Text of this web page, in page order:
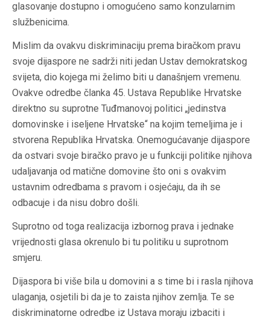
glasovanje dostupno i omogućeno samo konzularnim
službenicima.
Mislim da ovakvu diskriminaciju prema biračkom pravu
svoje dijaspore ne sadrži niti jedan Ustav demokratskog
svijeta, dio kojega mi želimo biti u današnjem vremenu.
Ovakve odredbe članka 45. Ustava Republike Hrvatske
direktno su suprotne Tuđmanovoj politici „jedinstva
domovinske i iseljene Hrvatske“ na kojim temeljima je i
stvorena Republika Hrvatska. Onemogućavanje dijaspore
da ostvari svoje biračko pravo je u funkciji politike njihova
udaljavanja od matične domovine što oni s ovakvim
ustavnim odredbama s pravom i osjećaju, da ih se
odbacuje i da nisu dobro došli.
Suprotno od toga realizacija izbornog prava i jednake
vrijednosti glasa okrenulo bi tu politiku u suprotnom
smjeru.
Dijaspora bi više bila u domovini a s time bi i rasla njihova
ulaganja, osjetili bi da je to zaista njihov zemlja. Te se
diskriminatorne odredbe iz Ustava moraju izbaciti i